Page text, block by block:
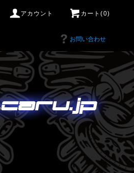
アカウント カート(0)
お問い合わせ